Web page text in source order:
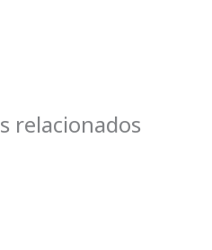
relacionados